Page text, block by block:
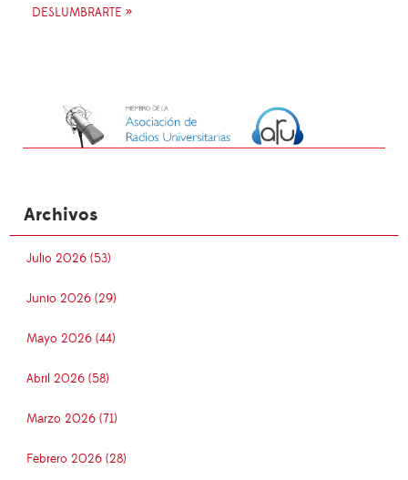
DESLUMBRARTE »
Archivos
Julio 2026 (53)
Junio 2026 (29)
Mayo 2026 (44)
Abril 2026 (58)
Marzo 2026 (71)
Febrero 2026 (28)